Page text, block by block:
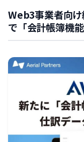
Web3事業者向け
で「会計帳簿機